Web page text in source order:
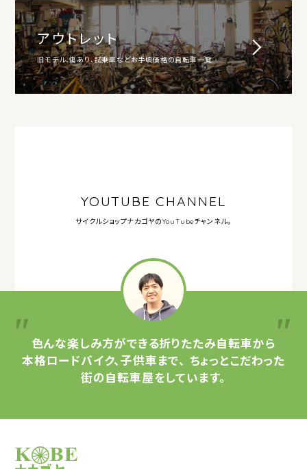
アウトレット
旧モデル、傷あり、試乗車などお手頃価格の自転車一覧
YOUTUBE CHANNEL
サイクルショップナカゴヤのYouTubeチャンネル。
色んな楽しみ方ができる折りたたみ自転車から
本格ロードバイク、子供車まで、 ちょっとこだわった
街の自転車屋をしています。
サイクルショップナカゴヤ